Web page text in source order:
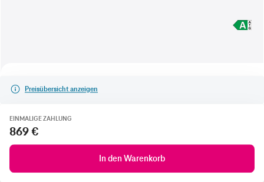
Preisübersicht anzeigen
EINMALIGE ZAHLUNG
869 €
In den Warenkorb